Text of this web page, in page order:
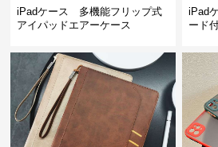
iPadケース 多機能フリップ式
アイパッドエアーケース
iPad
ード